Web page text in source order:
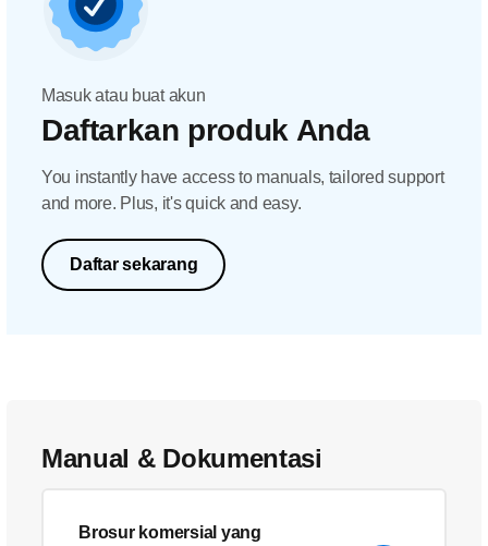
Masuk atau buat akun
Daftarkan produk Anda
You instantly have access to manuals, tailored support
and more. Plus, it's quick and easy.
Daftar sekarang
Manual & Dokumentasi
Brosur komersial yang